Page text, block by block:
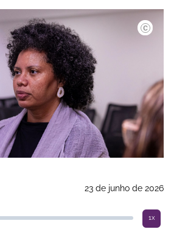
23 de junho de 2026
1x